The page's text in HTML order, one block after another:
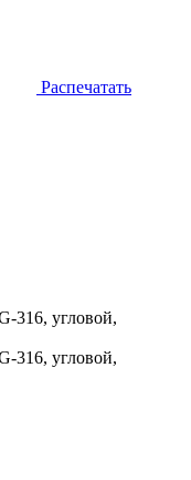
Распечатать